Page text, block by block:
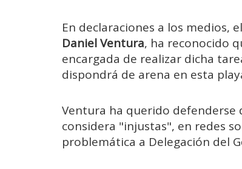
En declaraciones a los medios,
Daniel Ventura, ha reconocido
encargada de realizar dicha
dispondrá de arena en esta
Ventura ha querido defenderse
considera "injustas", en redes
problemática a Delegación del